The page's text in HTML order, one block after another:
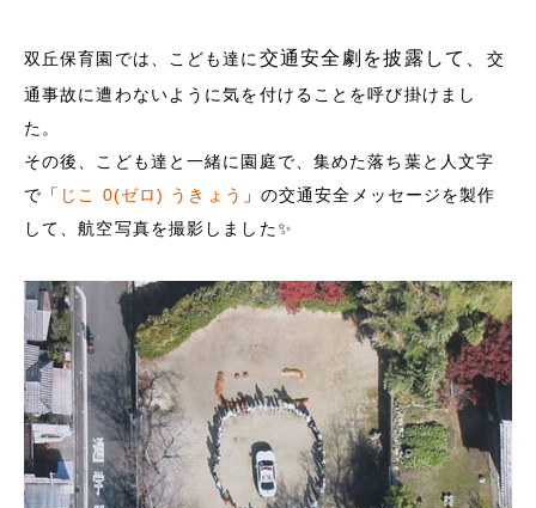
双丘保育園では、こども達に 交通安全劇を披露して、 交
通事故に遭わないように気を付けることを呼び掛けまし
た。
その後、こども達と一緒に園庭で、集めた落ち葉と人文字
で「 じこ 0(ゼロ) うきょう 」の交通安全メッセージを製作
して、航空写真を撮影しました✨